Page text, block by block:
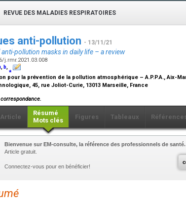
REVUE DES MALADIES RESPIRATOIRES
anti-pollution - 13/11/21
anti-pollution masks in daily life – a review
j.rmr.2021.03.008
, b,⁎
pour la prévention de la pollution atmosphérique – A.P.P.A., Aix-
45, rue Joliot-Curie, 13013 Marseille, France
Article
Résumé
Mots clés
Figures Tableaux
Bienvenue sur EM-consulte, la référence des professionnels de santé.
Article gratuit.
Connectez-vous pour en bénéficier!